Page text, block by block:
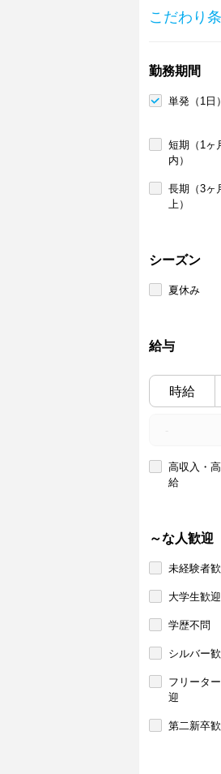
こだわり
勤務期間
単発（1日）
短期（1ヶ
内）
長期（3ヶ
上）
シーズン
夏休み
給与
時給
高収入・
給
～な人歓迎
未経験者
大学生歓迎
学歴不問
シルバー
フリータ
迎
第二新卒